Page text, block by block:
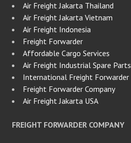
Air Freight Jakarta Thailand
Air Freight Jakarta Vietnam
Air Freight Indonesia
Freight Forwarder
Affordable Cargo Services
Air Freight Industrial Spare Parts
International Freight Forwarder
Freight Forwarder Company
Air Freight Jakarta USA
FREIGHT FORWARDER COMPANY